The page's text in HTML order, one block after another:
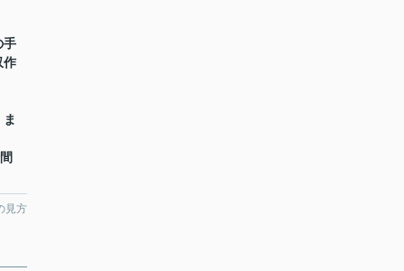
手
作
見方